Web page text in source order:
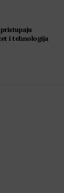
i tehnologija